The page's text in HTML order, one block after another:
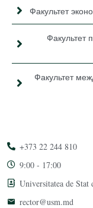
Факультет
Факультет
Факультет
+373 22 244 810
9:00 - 17:00
Universitatea de
rector@usm.md